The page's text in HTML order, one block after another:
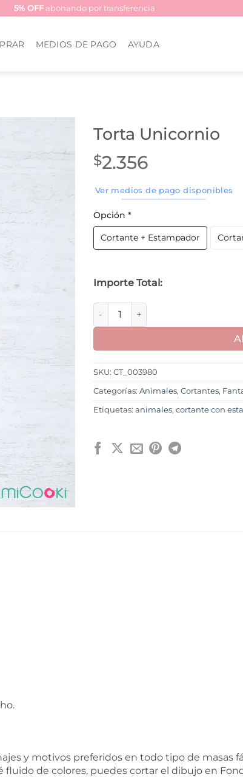
5% OFFabonando por transferencia
MEDIOS DE PAGO AYUDA
Torta Unicornio
$2.356
Ver medios de pago disponibles
Opción *
Cortante + Estampador
Importe Total:
Torta Unicornio cantidad
SKU: CT_003980
Categorías: Animales, Cortantes,
Etiquetas: animales, cortante con
y motivos preferidos en todo tipo de masas
de colores, puedes cortar el dibujo en